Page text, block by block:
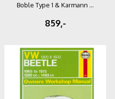
Boble Type 1 & Karmann ...
859,-